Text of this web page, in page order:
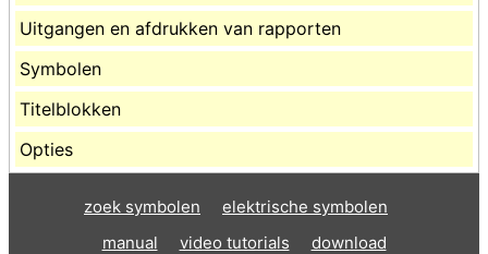
Uitgangen en afdrukken van rapporten
Symbolen
Titelblokken
Opties
zoek symbolen
elektrische symbolen
manual
video tutorials
download